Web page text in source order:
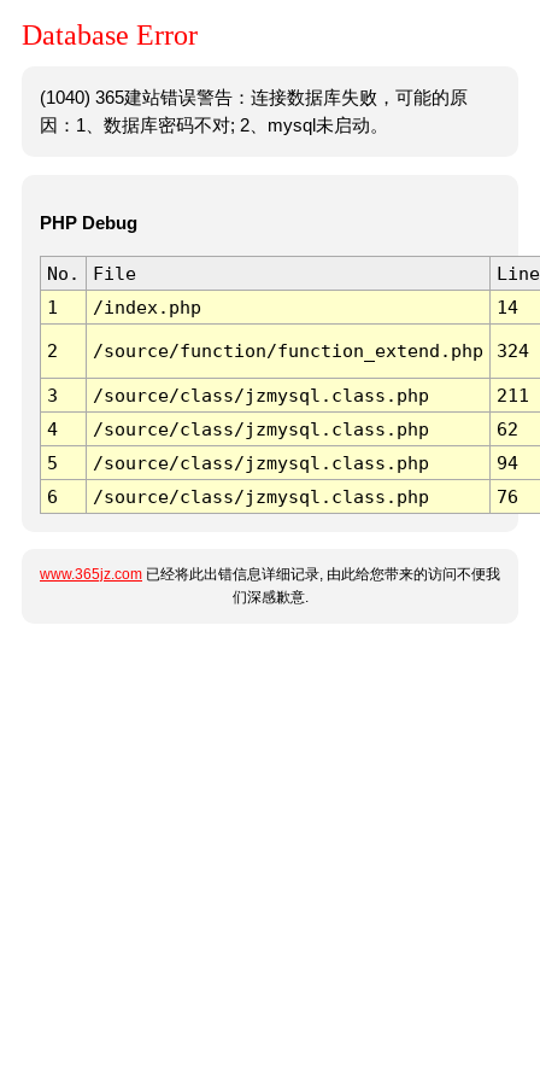
Database Error
(1040) 365建站错误警告：连接数据库失败，可能的原
因：1、数据库密码不对; 2、mysql未启动。
PHP Debug
No. File
Line
1
/index.php 14
2 /source/function/function_extend.php 324
3 /source/class/jzmysql.class.php
211
4
/source/class/jzmysql.class.php
62
5
/source/class/jzmysql.class.php
94
6
/source/class/jzmysql.class.php 76
www.365jz.com 已经将此出错信息详细记录, 由此给您带来的访问不便我
们深感歉意.